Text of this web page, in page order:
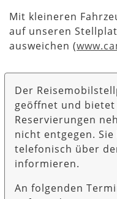
Mit kleineren
auf unseren
ausweichen (
Der
geöffnet und bietet
Reservierungen
nicht entgegen.
telefonisch über
informieren.
An folgenden